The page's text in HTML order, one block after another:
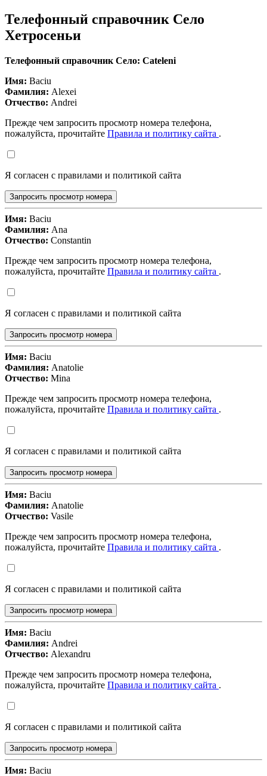
Телефонный справочник Село
Хетросеньи
Телефонный справочник Село: Cateleni
Имя: Baciu
Фамилия: Alexei
Отчество: Andrei
Прежде чем запросить просмотр номера телефона,
пожалуйста, прочитайте Правила и политику сайта .
Я согласен с правилами и политикой сайта
Запросить просмотр номера
Имя: Baciu
Фамилия: Ana
Отчество: Constantin
Прежде чем запросить просмотр номера телефона,
пожалуйста, прочитайте Правила и политику сайта .
Я согласен с правилами и политикой сайта
Запросить просмотр номера
Имя: Baciu
Фамилия: Anatolie
Отчество: Mina
Прежде чем запросить просмотр номера телефона,
пожалуйста, прочитайте Правила и политику сайта .
Я согласен с правилами и политикой сайта
Запросить просмотр номера
Имя: Baciu
Фамилия: Anatolie
Отчество: Vasile
Прежде чем запросить просмотр номера телефона,
пожалуйста, прочитайте Правила и политику сайта .
Я согласен с правилами и политикой сайта
Запросить просмотр номера
Имя: Baciu
Фамилия: Andrei
Отчество: Alexandru
Прежде чем запросить просмотр номера телефона,
пожалуйста, прочитайте Правила и политику сайта .
Я согласен с правилами и политикой сайта
Запросить просмотр номера
Имя: Baciu